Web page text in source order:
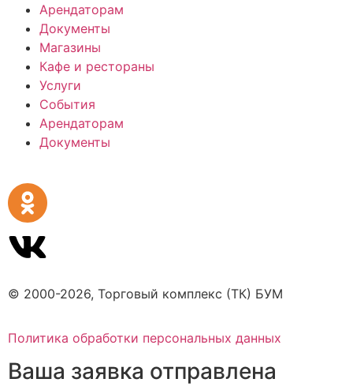
Арендаторам
Документы
Магазины
Кафе и рестораны
Услуги
События
Арендаторам
Документы
© 2000-2026, Торговый комплекс (ТК) БУМ
Политика обработки персональных данных
Ваша заявка отправлена